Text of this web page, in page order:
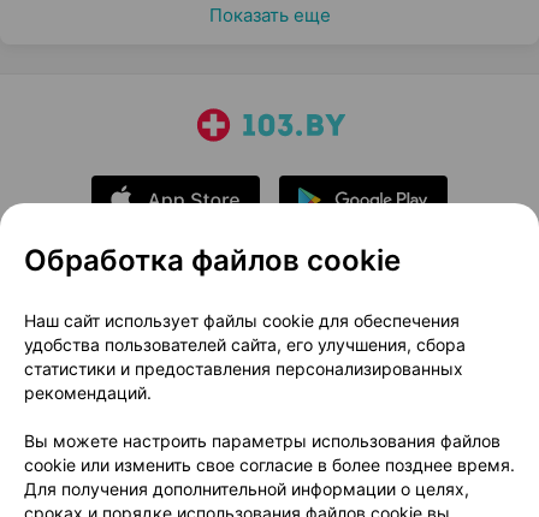
Показать еще
О проекте
Новости проекта
Размещение рекламы
Медицинский маркетинг
Публичный договор
Доставка
Способы оплаты
Вакансии
Партнеры
Написать руководителю 103.by
Обработка файлов cookie
Наш сайт использует файлы cookie для обеспечения
удобства пользователей сайта, его улучшения, сбора
статистики и предоставления персонализированных
рекомендаций.
Вы можете настроить параметры использования файлов
cookie или изменить свое согласие в более позднее время.
Для получения дополнительной информации о целях,
сроках и порядке использования файлов cookie вы